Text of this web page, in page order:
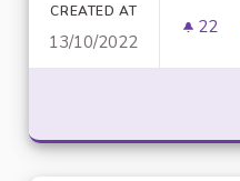
CREATED AT
13/10/2022
22